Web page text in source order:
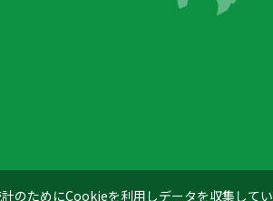
のためにCookieを利用しデータを収集してい